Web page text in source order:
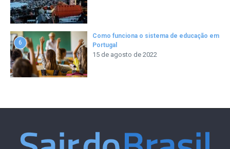
6
Como funciona o sistema de educação em
Portugal
15 de agosto de 2022